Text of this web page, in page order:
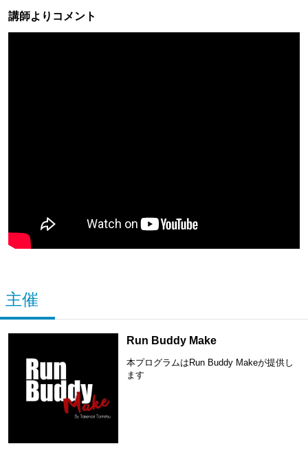
講師よりコメント
主催
Run Buddy Make
本プログラムはRun Buddy Makeが提供し
ます